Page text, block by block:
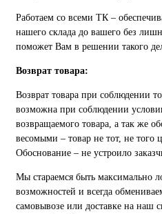
Работаем со всеми ТК –
нашего склада до вашего без
поможет Вам в решении такого
Возврат товара:
Возврат товара при соблюдении
возможна при соблюдении
возвращаемого товара, а так же
весомыми – товар не тот, не того
Обоснование – не устроило
Мы стараемся быть максимально
возможностей и всегда
самовывозе или доставке на наш